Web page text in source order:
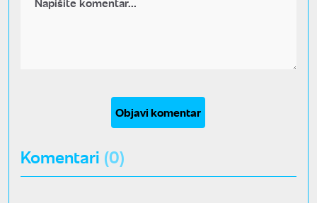
Objavi komentar
Komentari (0)